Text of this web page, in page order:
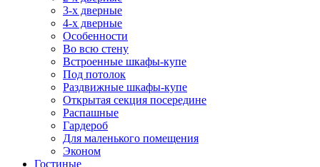
3-х дверные
4-х дверные
Особенности
Во всю стену
Встроенные шкафы-купе
Под потолок
Раздвижные шкафы-купе
Открытая секция посередине
Распашные
Гардероб
Для маленького помещения
Эконом
Гостиные